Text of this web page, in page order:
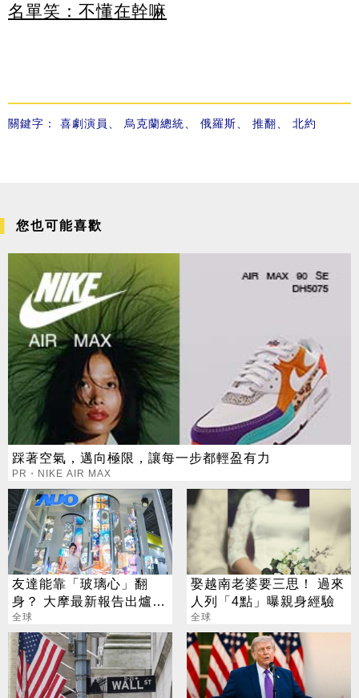
名單笑：不懂在幹嘛
關鍵字： 喜劇演員 烏克蘭總統 俄羅斯 推翻 北約
您也可能喜歡
踩著空氣，邁向極限，讓每一步都輕盈有力
PR・NIKE AIR MAX
友達能靠「玻璃心」翻
身？ 大摩最新報告出爐
目標價也曝光
全球
娶越南老婆要三思！ 過來
人列「4點」曝親身經驗
全球